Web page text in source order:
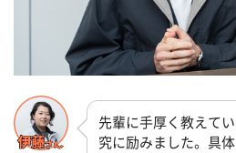
先輩に手厚く教えて
究に励みました。具